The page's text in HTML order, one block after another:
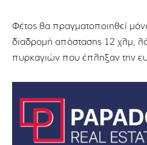
Φέτος θα πραγματοποιηθεί
διαδρομή απόστασης 12 χλμ,
πυρκαγιών που έπληξαν την